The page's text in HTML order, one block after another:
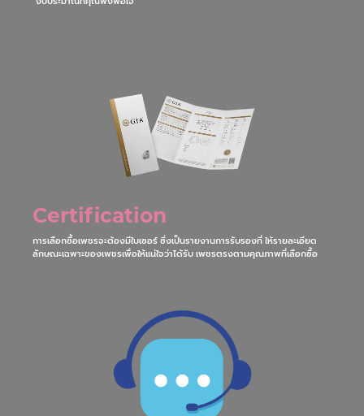
เพชร แหวนหมั้น แหวนคู่ เพชรใบเซอร์ GIA น้ำ100 เพชรเม็ดใหญ่เจียระไนสวย
งานประหยัด เพียงคิดถึง เพชรชมพู จิลเวลรี่ เราพร้อมดูแลและให้บริการตาม
งบประมาณที่คุณพึงพอใจ
Certification
การเลือกซื้อเพชรจะต้องมีใบเซอร์ ซึ่งเป็นรายงานการรับรองที่ ให้รายละเอียด
ลักษณะเฉพาะของเพชรเพื่อให้แน่ใจว่าได้รับ เพชรตรงตามคุณภาพที่เลือกซื้อ